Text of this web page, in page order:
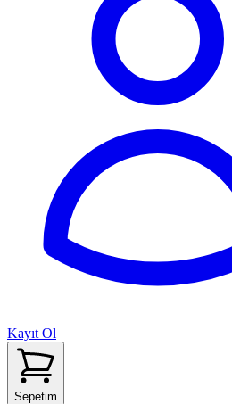
Kayıt Ol
Sepetim